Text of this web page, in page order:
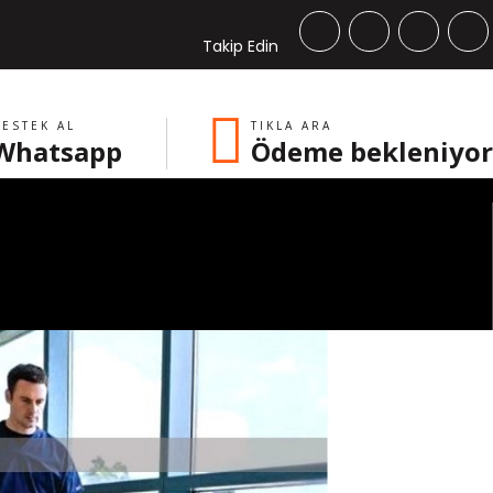
Takip Edin
AL TIKLA ARA
Ödeme bekleniyor